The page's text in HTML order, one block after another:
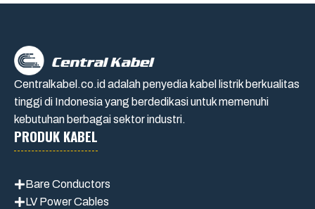
Centralkabel.co.id adalah penyedia kabel listrik berkualitas
tinggi di Indonesia yang berdedikasi untuk memenuhi
kebutuhan berbagai sektor industri.
PRODUK KABEL
Bare Conductors
LV Power Cables